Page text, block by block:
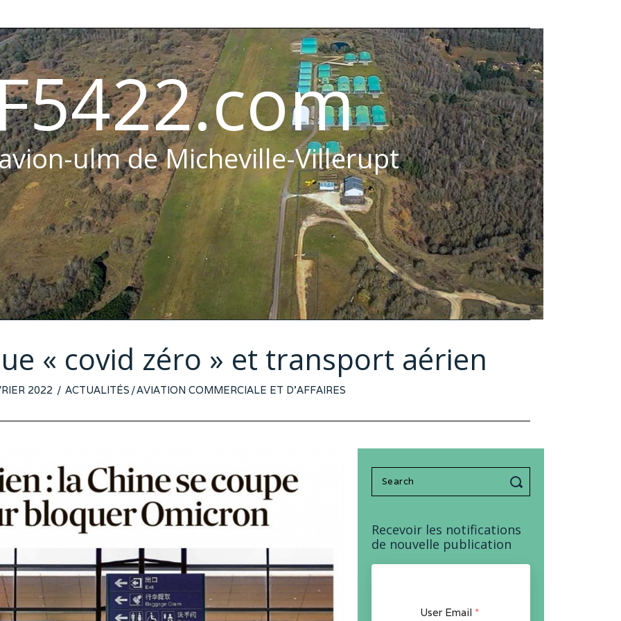
ulm de Micheville-Villerupt
« covid zéro » et transport aérien
2022 14
2022
ACTUALITÉS /AVIATION COMMERCIALE ET D'AFFAIRES
Search
for:
Recevoir les notifications
de nouvelle publication
User Email *